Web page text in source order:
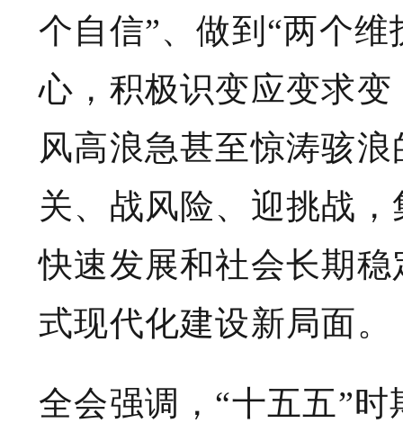
个自信”、做到“两个
心，积极识变应变求
风高浪急甚至惊涛骇
关、战风险、迎挑战
快速发展和社会长期
式现代化建设新局面。
全会强调，“十五五”